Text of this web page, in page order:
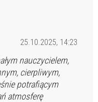
25.10.2025, 14:23
nauczycielem,
cierpliwym,
potrafiącym
atmosferę